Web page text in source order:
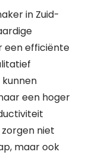
in Zuid-
een efficiënte
een hoger
niet
maar ook